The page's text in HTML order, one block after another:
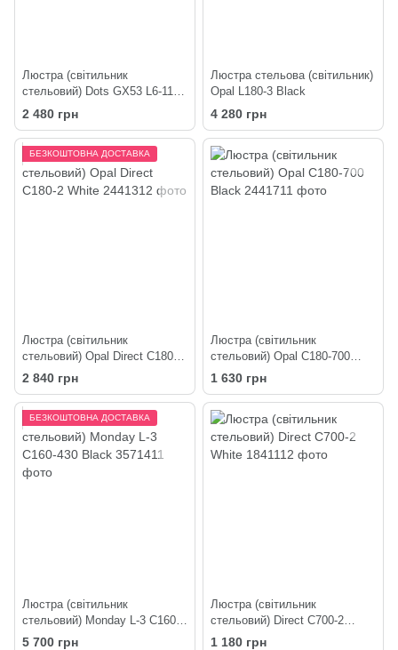
Люстра (світильник
стельовий) Dots GX53 L6-1100
Black
2 480 грн
Люстра стельова (світильник)
Opal L180-3 Black
4 280 грн
БЕЗКОШТОВНА ДОСТАВКА
Люстра (світильник
стельовий) Opal Direct C180-2
White
2 840 грн
Люстра (світильник
стельовий) Opal C180-700
Black
1 630 грн
БЕЗКОШТОВНА ДОСТАВКА
Люстра (світильник
стельовий) Monday L-3 C160-
430 Black
5 700 грн
Люстра (світильник
стельовий) Direct C700-2
White
1 180 грн